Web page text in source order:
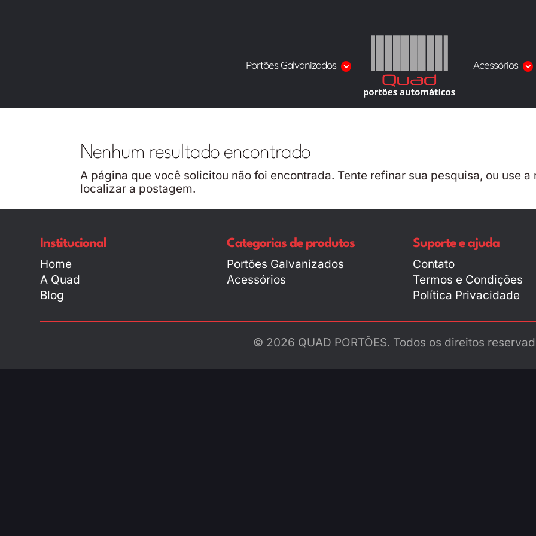
Portões Galvanizados Acessórios
Nenhum resultado encontrado
A página que você solicitou não foi encontrada. Tente refinar sua pesquisa, ou use
localizar a postagem.
Institucional
Home
A Quad
Blog
Categorias de produtos
Portões Galvanizados
Acessórios
Suporte e ajuda
Contato
Termos e Condições
Política Privacidade
© 2026 QUAD PORTÕES. Todos os direitos